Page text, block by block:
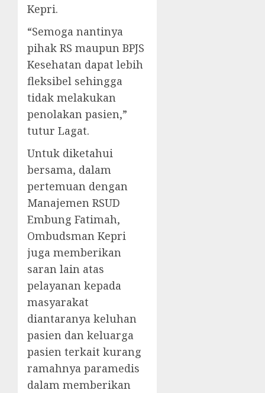
Kepri.
“Semoga nantinya
pihak RS maupun BPJS
Kesehatan dapat lebih
fleksibel sehingga
tidak melakukan
penolakan pasien,”
tutur Lagat.
Untuk diketahui
bersama, dalam
pertemuan dengan
Manajemen RSUD
Embung Fatimah,
Ombudsman Kepri
juga memberikan
saran lain atas
pelayanan kepada
masyarakat
diantaranya keluhan
pasien dan keluarga
pasien terkait kurang
ramahnya paramedis
dalam memberikan